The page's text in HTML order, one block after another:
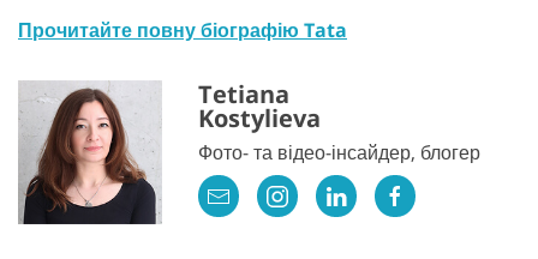
Прочитайте повну біографію Tata
Tetiana
Kostylieva
Фото- та відео-інсайдер, блогер